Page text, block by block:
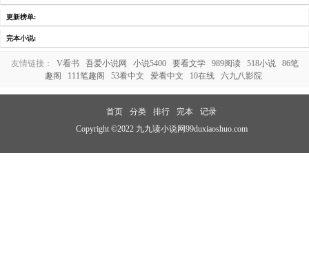
更新榜单:
完本小说:
友情链接： V看书 吾爱小说网 小说5400 要看文学 989阅读 518小说
86笔
趣阁
111笔趣阁 53看中文 爱看中文 10在线 六九八影院
首页 分类 排行 完本
记录
Copyright ©2022 九九读小说网99duxiaoshuo.com